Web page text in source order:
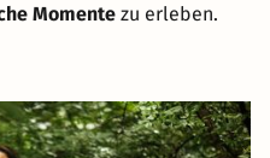
Momente zu erleben.